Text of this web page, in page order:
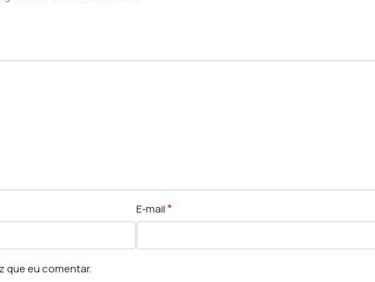
E-mail*
que eu comentar.